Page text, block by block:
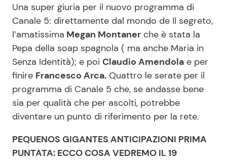
Pubblicità
Una super giuria per il nuovo programma di
Canale 5: direttamente dal mondo de Il segreto,
l’amatissima Megan Montaner che è stata la
Pepa della soap spagnola ( ma anche Maria in
Senza Identità); e poi Claudio Amendola e per
finire Francesco Arca. Quattro le serate per il
programma di Canale 5 che, se andasse bene
sia per qualità che per ascolti, potrebbe
diventare un punto di riferimento per la rete.
PEQUENOS GIGANTES ANTICIPAZIONI PRIMA
PUNTATA: ECCO COSA VEDREMO IL 19